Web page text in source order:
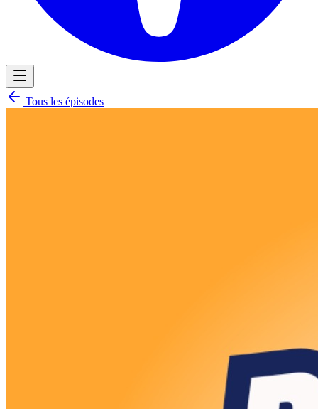
Tous les épisodes